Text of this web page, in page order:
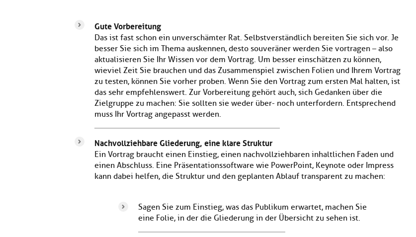
Gute Vorbereitung
Das ist fast schon ein unverschämter Rat. Selbstverständlich bereiten Sie sich vor. Je
besser Sie sich im Thema auskennen, desto souveräner werden Sie vortragen – also
aktualisieren Sie Ihr Wissen vor dem Vortrag. Um besser einschätzen zu können,
wieviel Zeit Sie brauchen und das Zusammenspiel zwischen Folien und Ihrem Vortrag
zu testen, können Sie vorher proben. Wenn Sie den Vortrag zum ersten Mal halten, ist
das sehr empfehlenswert. Zur Vorbereitung gehört auch, sich Gedanken über die
Zielgruppe zu machen: Sie sollten sie weder über- noch unterfordern. Entsprechend
muss Ihr Vortrag angepasst werden.
Nachvollziehbare Gliederung, eine klare Struktur
Ein Vortrag braucht einen Einstieg, einen nachvollziehbaren inhaltlichen Faden und
einen Abschluss. Eine Präsentationssoftware wie PowerPoint, Keynote oder Impress
kann dabei helfen, die Struktur und den geplanten Ablauf transparent zu machen:
Sagen Sie zum Einstieg, was das Publikum erwartet, machen Sie
eine Folie, in der die Gliederung in der Übersicht zu sehen ist.